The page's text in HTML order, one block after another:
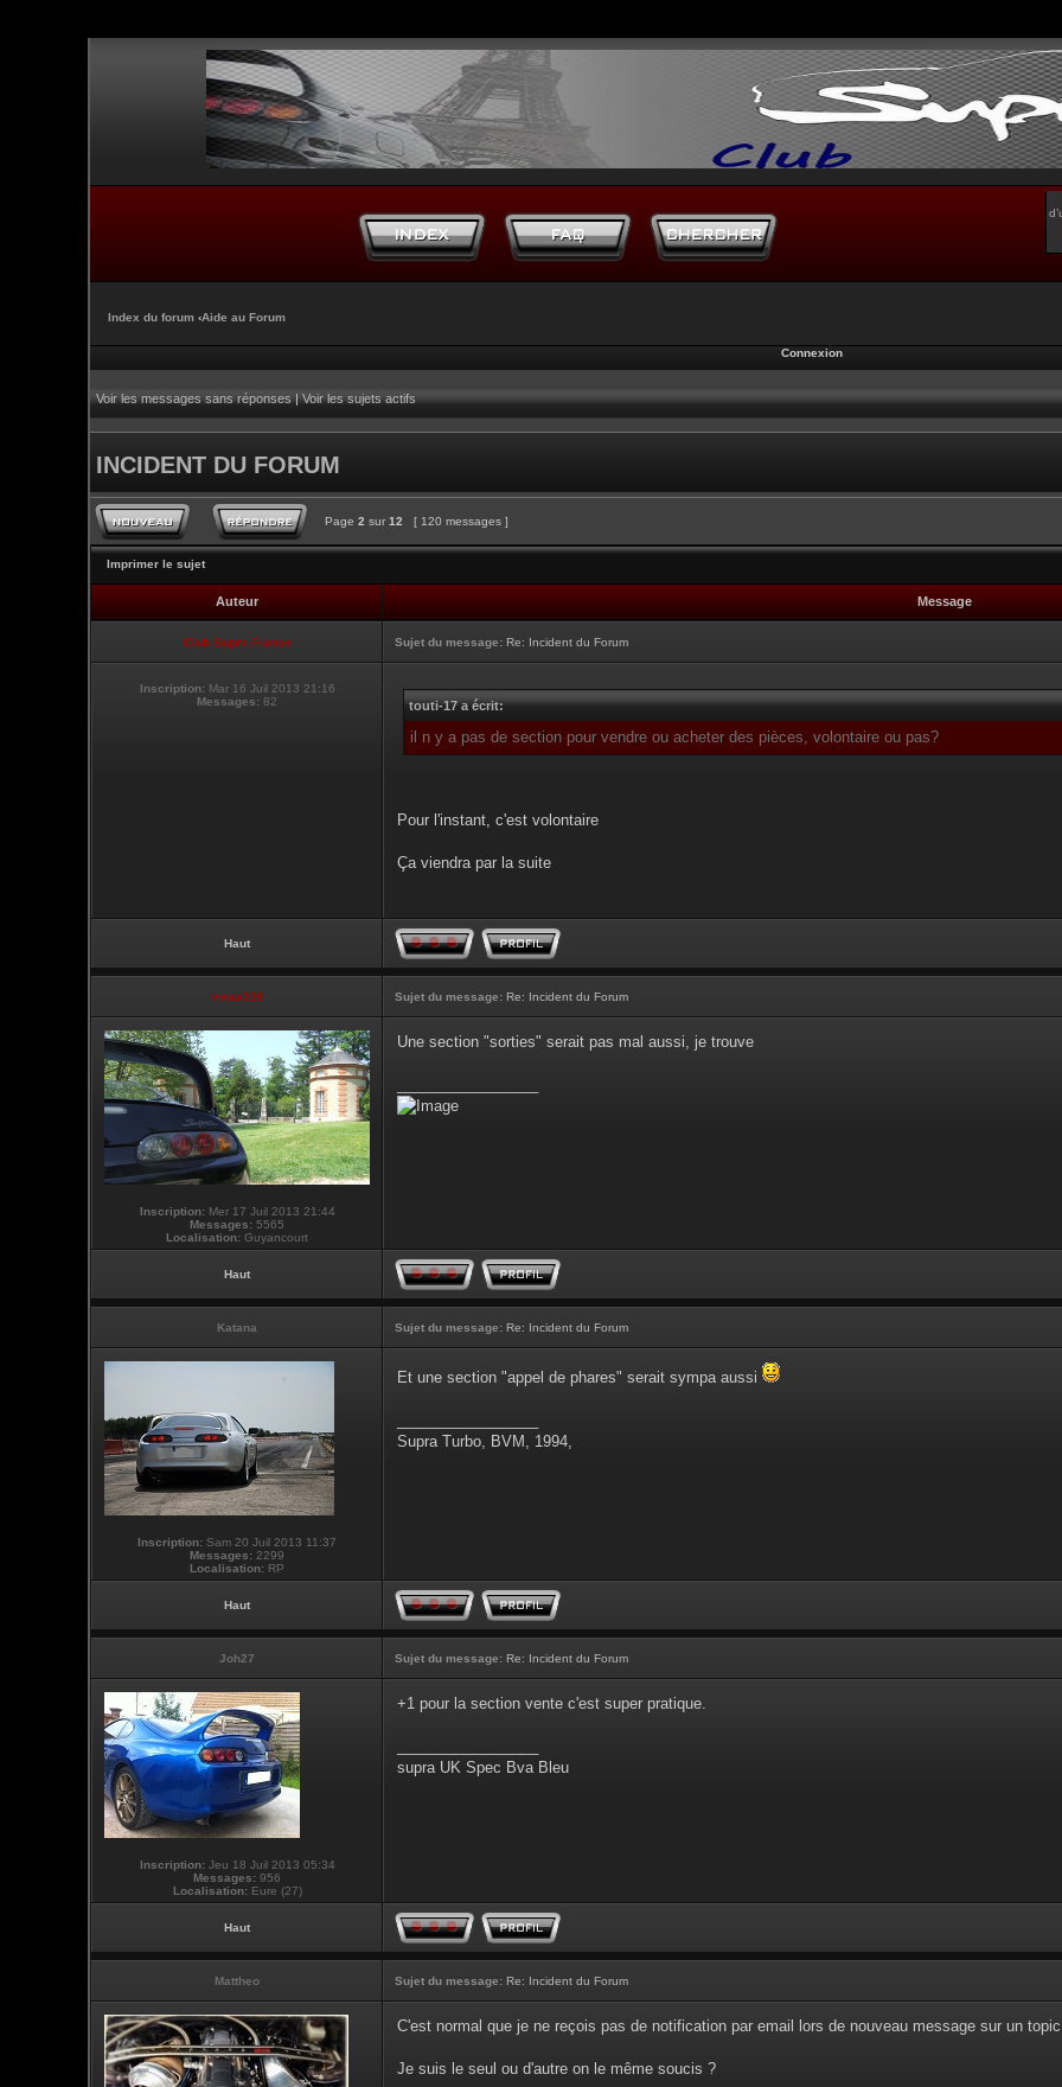
Index du forum ‹Aide au Forum
Connexion
Voir les messages sans réponses|Voir les sujets actifs
INCIDENT DU FORUM
Page 2 sur 12 [ 120 messages ]
Imprimer le sujet
Auteur Message
Club Supra France Sujet du message: Re: Incident du Forum
Inscription: Mar 16 Juil 2013 21:16
Messages: 82 touti-17 a écrit:
il n y a pas de section pour vendre ou acheter des pièces, volontaire ou pas?
Pour l'instant, c'est volontaire
Ça viendra par la suite
Haut
vmax330 Sujet du message: Re: Incident du Forum
Inscription:Mer 17 Juil 2013 21:44
Messages: 5565
Localisation: Guyancourt
Une section "sorties" serait pas mal aussi, je trouve
Haut
Katana Sujet du message: Re: Incident du Forum
Inscription: Sam 20 Juil 2013 11:37
Messages: 2299
Localisation: RP
Et une section "appel de phares" serait sympa aussi
Supra Turbo, BVM, 1994,
Haut
Joh27 Sujet du message: Re: Incident du Forum
Inscription:Jeu 18 Juil 2013 05:34
Messages: 956
Localisation:Eure (27)
+1 pour la section vente c'est super pratique.
supra UK Spec Bva Bleu
Haut
Mattheo Sujet du message: Re: Incident du Forum
C'est normal que je ne reçois pas de notification par email lors de nouveau message sur un
Je suis le seul ou d'autre on le même soucis ?